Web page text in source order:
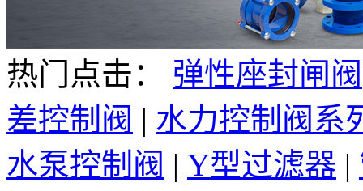
热门点击： 弹性座封闸阀
差控制阀 | 水力控制阀系
水泵控制阀 | Y型过滤器 |